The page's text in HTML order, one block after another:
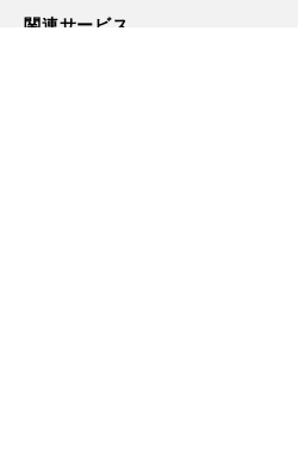
関連サービス